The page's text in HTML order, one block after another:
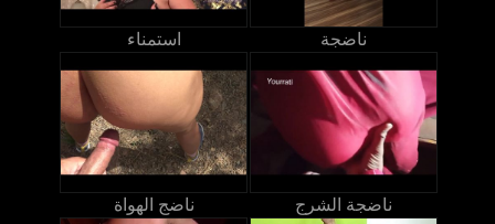
استمناء ناضجة
ناضج الهواة ناضجة الشرج